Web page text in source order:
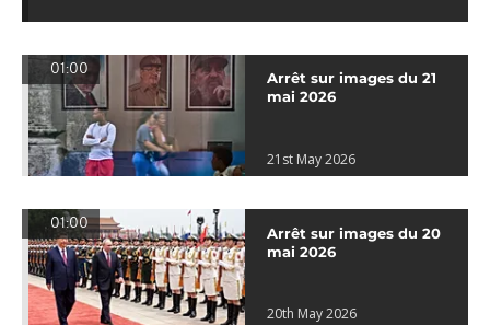
01:00
Arrêt sur images du 21
mai 2026
21st May 2026
01:00
Arrêt sur images du 20
mai 2026
20th May 2026